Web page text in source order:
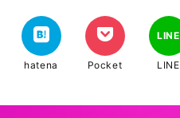
hatena Pocket
LINE
LINE